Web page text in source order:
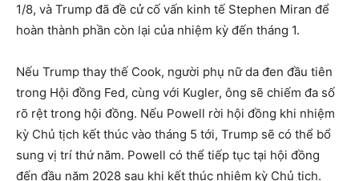
1/8, và Trump đã đề cử cố vấn kinh tế Stephen Miran để
hoàn thành phần còn lại của nhiệm kỳ đến tháng 1.
Nếu Trump thay thế Cook, người phụ nữ da đen đầu tiên
trong Hội đồng Fed, cùng với Kugler, ông sẽ chiếm đa số
rõ rệt trong hội đồng. Nếu Powell rời hội đồng khi nhiệm
kỳ Chủ tịch kết thúc vào tháng 5 tới, Trump sẽ có thể bổ
sung vị trí thứ năm. Powell có thể tiếp tục tại hội đồng
đến đầu năm 2028 sau khi kết thúc nhiệm kỳ Chủ tịch.